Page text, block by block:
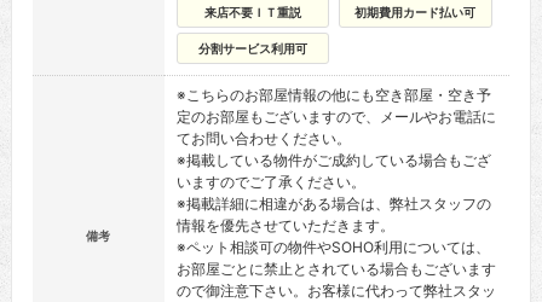
来店不要ＩＴ重説 初期費用カード払い可
分割サービス利用可
備考
※こちらのお部屋情報の他にも空き部屋・空き予
定のお部屋もございますので、メールやお電話に
てお問い合わせください。
※掲載している物件がご成約している場合もござ
いますのでご了承ください。
※掲載詳細に相違がある場合は、弊社スタッフの
情報を優先させていただきます。
※ペット相談可の物件やSOHO利用については、
お部屋ごとに禁止とされている場合もございます
ので御注意下さい。お客様に代わって弊社スタッ